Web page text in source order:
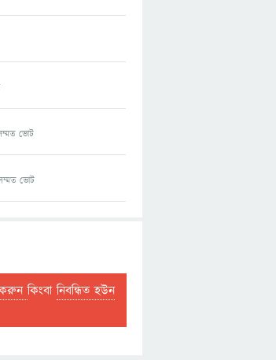
ভোট
ভোট
কিংবানিবন্ধিত হউন